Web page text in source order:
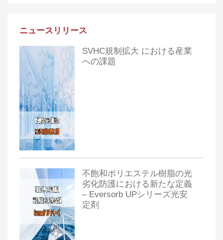
ニュースリリース
SVHC規制拡大 における産業
への課題
不飽和ポリエステル樹脂の光
劣化防護における新たな定義
– Eversorb UPシリーズ光安
定剤